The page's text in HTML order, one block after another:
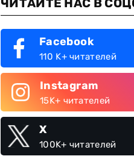
ЧИТАЙТЕ НАС В
Facebook
110 K+ читателей
Instagram
15K+ читателей
X
100K+ читателей